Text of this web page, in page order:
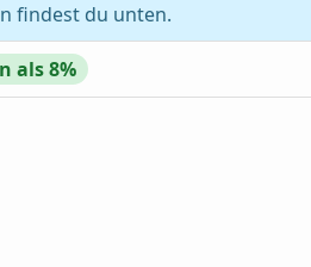
findest du unten.
als 8%